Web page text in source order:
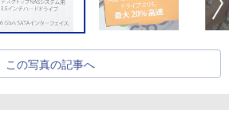
この写真の記事へ